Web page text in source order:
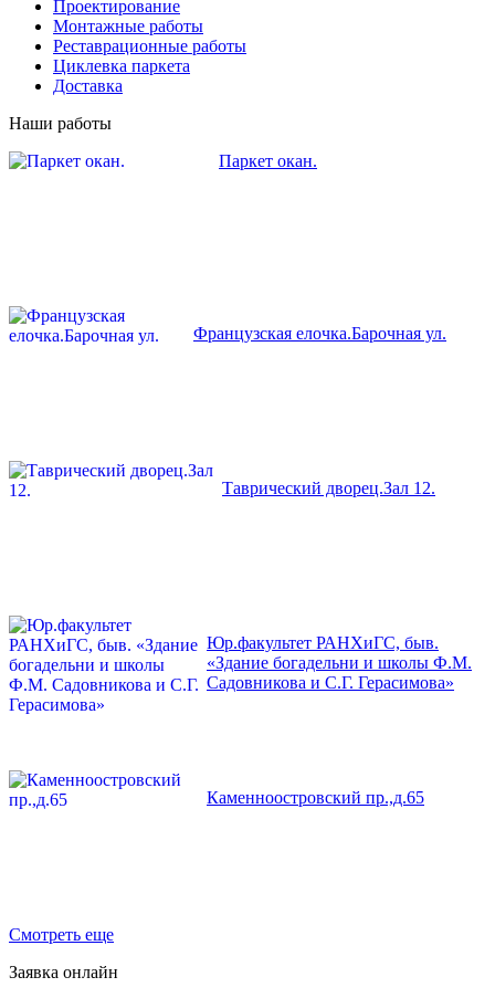
Проектирование
Монтажные работы
Реставрационные работы
Циклевка паркета
Доставка
Наши работы
Паркет окан.
Французская елочка.Барочная ул.
Таврический дворец.Зал 12.
Юр.факультет РАНХиГС, быв.
«Здание богадельни и школы Ф.М.
Садовникова и С.Г. Герасимова»
Каменноостровский пр.,д.65
Смотреть еще
Заявка онлайн